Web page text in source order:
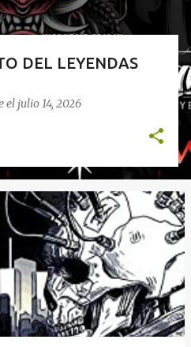
DEL LEYENDAS
el julio 14, 2026